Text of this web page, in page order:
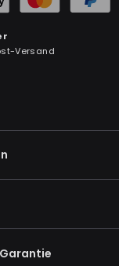
Versand